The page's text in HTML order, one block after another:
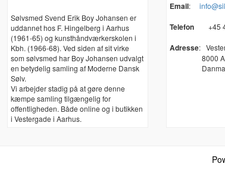
Sølvsmed Svend Erik Boy Johansen er
uddannet hos F. Hingelberg i Aarhus
(1961-65) og kunsthåndværkerskolen i
Kbh. (1966-68). Ved siden af sit virke
som sølvsmed har Boy Johansen udvalgt
en betydelig samling af Moderne Dansk
Sølv.
Vi arbejder stadig på at gøre denne
kæmpe samling tilgængelig for
offentligheden. Både online og i butikken
i Vestergade i Aarhus.
Email:
Telefon +45
Adresse:
8000